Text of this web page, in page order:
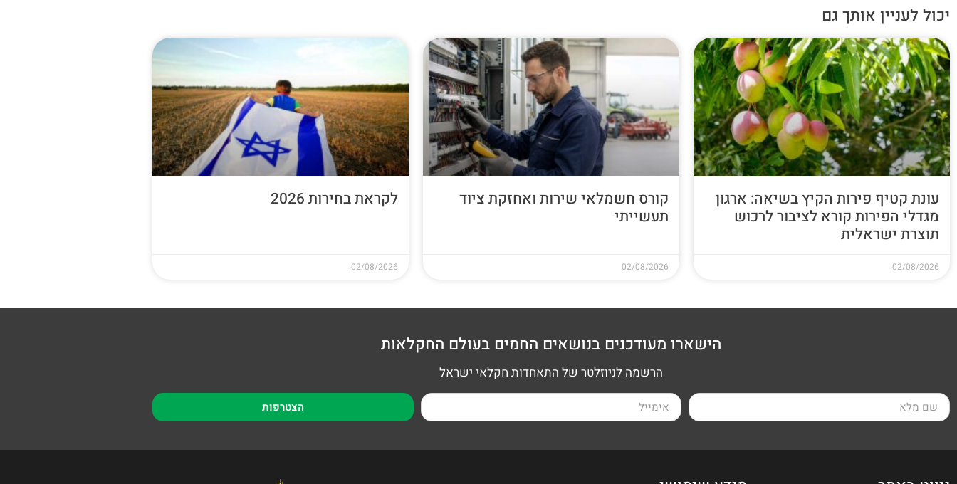
יכול לעניין אותך גם
עונת קטיף פירות הקיץ בשיאה: ארגון
מגדלי הפירות קורא לציבור לרכוש
תוצרת ישראלית
02/08/2026
קורס חשמלאי שירות ואחזקת ציוד
תעשייתי
02/08/2026
לקראת בחירות 2026
02/08/2026
הישארו מעודכנים בנושאים החמים בעולם החקלאות
הרשמה לניוזלטר של התאחדות חקלאי ישראל
הצטרפות